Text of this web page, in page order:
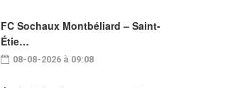
FC Sochaux Montbéliard – Saint-
Étie…
08-08-2026 à 09:08